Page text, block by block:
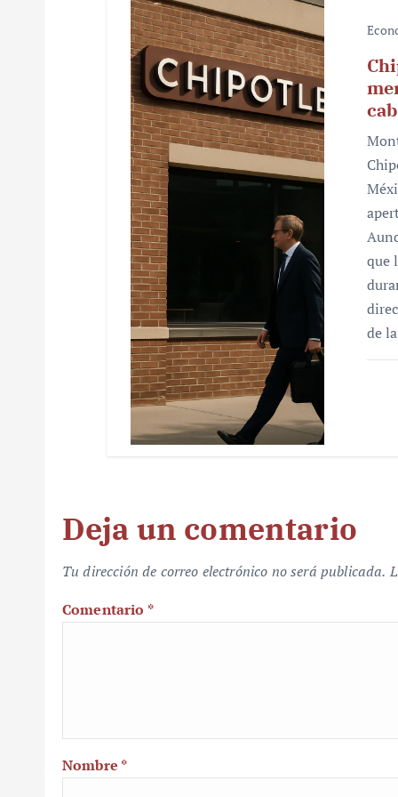
que
de
Deja un comentario
Tu dirección de correo electrónico no será publicada.
Comentario *
Nombre *